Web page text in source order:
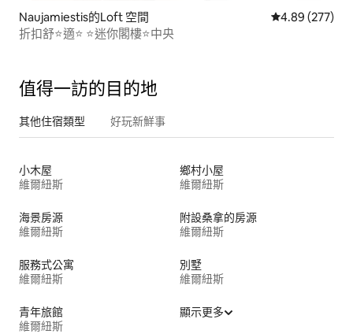
Naujamiestis的Loft 空間 從 277 則評價
4.89 (277)
折扣舒⭐️適⭐️ ⭐️迷你閣樓⭐️中央
值得一訪的目的地
其他住宿類型 好玩新鮮事
小木屋
維爾紐斯
鄉村小屋
維爾紐斯
海景房源
維爾紐斯
附設桑拿的房源
維爾紐斯
服務式公寓
維爾紐斯
別墅
維爾紐斯
青年旅館
維爾紐斯
顯示更多